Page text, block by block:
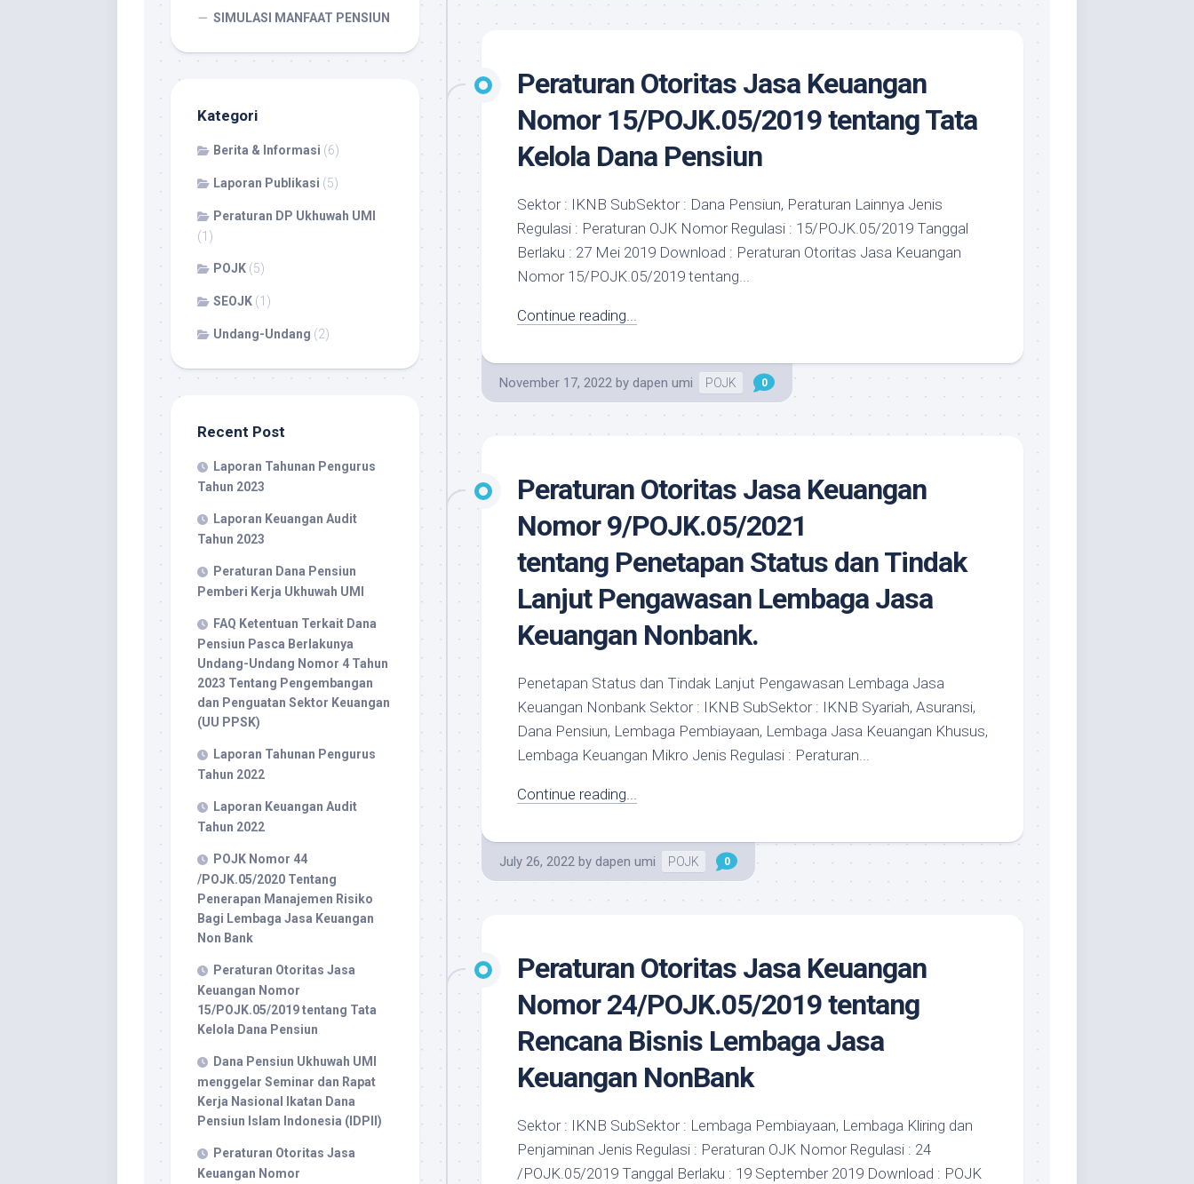
Peraturan Otoritas Jasa Keuangan
Nomor 15/POJK.05/2019 tentang Tata
Kelola Dana Pensiun
Sektor : IKNB SubSektor : Dana Pensiun, Peraturan Lainnya Jenis
Regulasi : Peraturan OJK Nomor Regulasi : 15/POJK.05/2019 Tanggal
Berlaku : 27 Mei 2019 Download : Peraturan Otoritas Jasa Keuangan
Nomor 15/POJK.05/2019 tentang...
Continue reading...
November 17, 2022 by dapen umi POJK 0
​Peraturan Otoritas Jasa Keuangan
Nomor 9/POJK.05/2021
tentang Penetapan Status dan Tindak
Lanjut Pengawasan Lembaga Jasa
Keuangan Nonbank.
Penetapan Status dan Tindak Lanjut Pengawasan Lembaga Jasa
Keuangan Nonbank Sektor : IKNB SubSektor : IKNB Syariah, Asuransi,
Dana Pensiun, Lembaga Pembiayaan, Lembaga Jasa Keuangan Khusus,
Lembaga Keuangan Mikro Jenis Regulasi : Peraturan...
Continue reading...
July 26, 2022 by dapen umi POJK 0
Peraturan Otoritas Jasa Keuangan
Nomor 24/POJK.05/2019 tentang
Rencana Bisnis Lembaga Jasa
Keuangan NonBank
Sektor : IKNB SubSektor : Lembaga Pembiayaan, Lembaga Kliring dan
Penjaminan Jenis Regulasi : Peraturan OJK Nomor Regulasi : 24
/POJK.05/2019 Tanggal Berlaku : 19 September 2019 Download : POJK
SIMULASI MANFAAT PENSIUN
Kategori
Berita & Informasi (6)
Laporan Publikasi (5)
Peraturan DP Ukhuwah UMI
(1)
POJK (5)
SEOJK (1)
Undang-Undang (2)
Recent Post
Laporan Tahunan Pengurus
Tahun 2023
Laporan Keuangan Audit
Tahun 2023
Peraturan Dana Pensiun
Pemberi Kerja Ukhuwah UMI
FAQ Ketentuan Terkait Dana
Pensiun Pasca Berlakunya
Undang-Undang Nomor 4 Tahun
2023 Tentang Pengembangan
dan Penguatan Sektor Keuangan
(UU PPSK)
Laporan Tahunan Pengurus
Tahun 2022
Laporan Keuangan Audit
Tahun 2022
POJK Nomor 44
/POJK.05/2020 Tentang
Penerapan Manajemen Risiko
Bagi Lembaga Jasa Keuangan
Non Bank
Peraturan Otoritas Jasa
Keuangan Nomor
15/POJK.05/2019 tentang Tata
Kelola Dana Pensiun
Dana Pensiun Ukhuwah UMI
menggelar Seminar dan Rapat
Kerja Nasional Ikatan Dana
Pensiun Islam Indonesia (IDPII)
​Peraturan Otoritas Jasa
Keuangan Nomor